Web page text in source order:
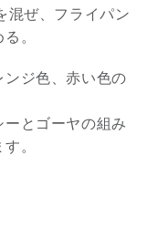
ぜ、フライパン
。
ジ色、赤い色の
とゴーヤの組み
。